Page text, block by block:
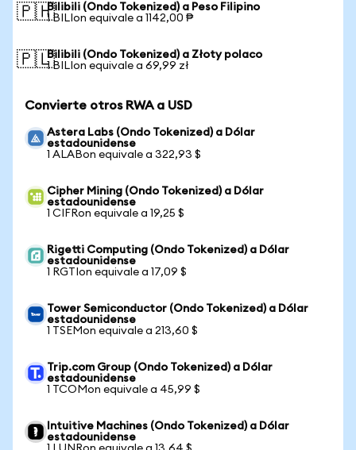
🇵🇭Bilibili (Ondo Tokenized) a Peso Filipino
1 BILIon equivale a 1142,00 ₱
🇵🇱Bilibili (Ondo Tokenized) a Złoty polaco
1 BILIon equivale a 69,99 zł
Convierte otros RWA a USD
Astera Labs (Ondo Tokenized) a Dólar
estadounidense
1 ALABon equivale a 322,93 $
Cipher Mining (Ondo Tokenized) a Dólar
estadounidense
1 CIFRon equivale a 19,25 $
Rigetti Computing (Ondo Tokenized) a Dólar
estadounidense
1 RGTIon equivale a 17,09 $
Tower Semiconductor (Ondo Tokenized) a Dólar
estadounidense
1 TSEMon equivale a 213,60 $
Trip.com Group (Ondo Tokenized) a Dólar
estadounidense
1 TCOMon equivale a 45,99 $
Intuitive Machines (Ondo Tokenized) a Dólar
estadounidense